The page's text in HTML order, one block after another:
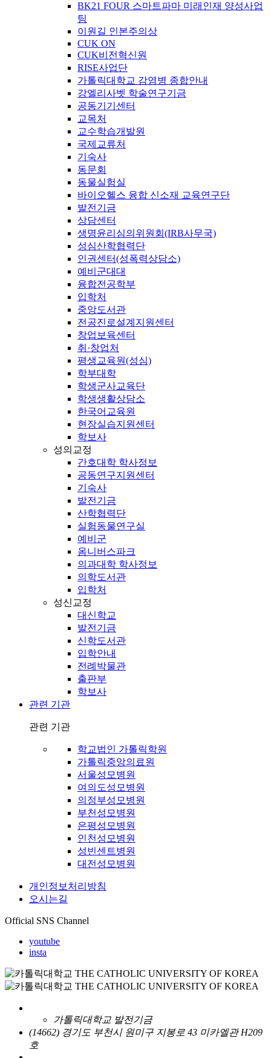
BK21 FOUR 스마트파마 미래인재 양성사업
팀
이원길 인본주의상
CUK ON
CUK비전혁신원
RISE사업단
가톨릭대학교 감염병 종합안내
강엘리사벳 학술연구기금
공동기기센터
교목처
교수학습개발원
국제교류처
기숙사
동문회
동물실험실
바이오헬스 융합 신소재 교육연구단
발전기금
상담센터
생명윤리심의위원회(IRB사무국)
성심산학협력단
인권센터(성폭력상담소)
예비군대대
융합전공학부
입학처
중앙도서관
전공진로설계지원센터
창업보육센터
취·창업처
평생교육원(성심)
학부대학
학생군사교육단
학생생활상담소
한국어교육원
현장실습지원센터
학보사
성의교정
간호대학 학사정보
공동연구지원센터
기숙사
발전기금
산학협력단
실험동물연구실
예비군
옴니버스파크
의과대학 학사정보
의학도서관
입학처
성신교정
대신학교
발전기금
신학도서관
입학안내
전례박물관
출판부
학보사
관련 기관
관련 기관
학교법인 가톨릭학원
가톨릭중앙의료원
서울성모병원
여의도성모병원
의정부성모병원
부천성모병원
은평성모병원
인천성모병원
성빈센트병원
대전성모병원
개인정보처리방침
오시는길
Official SNS Channel
youtube
insta
가톨릭대학교 발전기금
(14662) 경기도 부천시 원미구 지봉로 43 미카엘관 H209
호